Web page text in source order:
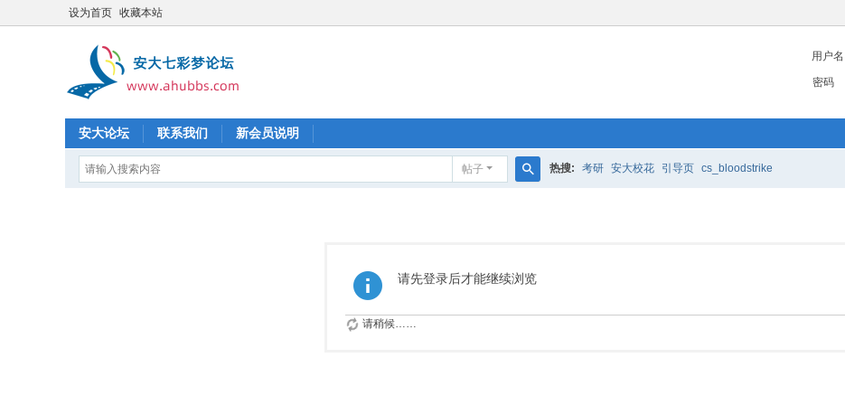
设为首页 收藏本站
用户名
密码
安大论坛 联系我们 新会员说明
帖子 热搜: 考研 安大校花 引导页 cs_bloodstrike
请先登录后才能继续浏览
请稍候……